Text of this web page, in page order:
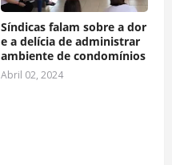
Síndicas falam sobre a dor
e a delícia de administrar
ambiente de condomínios
Abril 02, 2024